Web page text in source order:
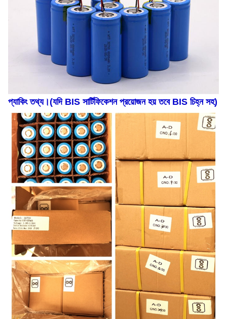
প্যাকিং তথ্য।(যদি BIS সার্টিফিকেশন প্রয়োজন হয় তবে BIS চিহ্ন সহ)